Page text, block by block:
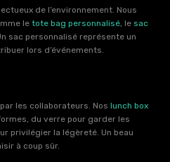
de l’environnement. Nous
le tote bag personnalisé, le sac
sac personnalisé représente un
lors d’événements.
les collaborateurs. Nos lunch box
du verre pour garder les
privilégier la légèreté. Un beau
à coup sûr.